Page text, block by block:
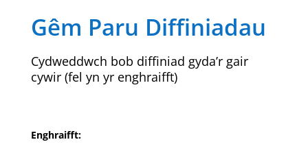
Gêm Paru Diffiniadau
Cydweddwch bob diffiniad gyda’r gair
cywir (fel yn yr enghraifft)
Enghraifft: